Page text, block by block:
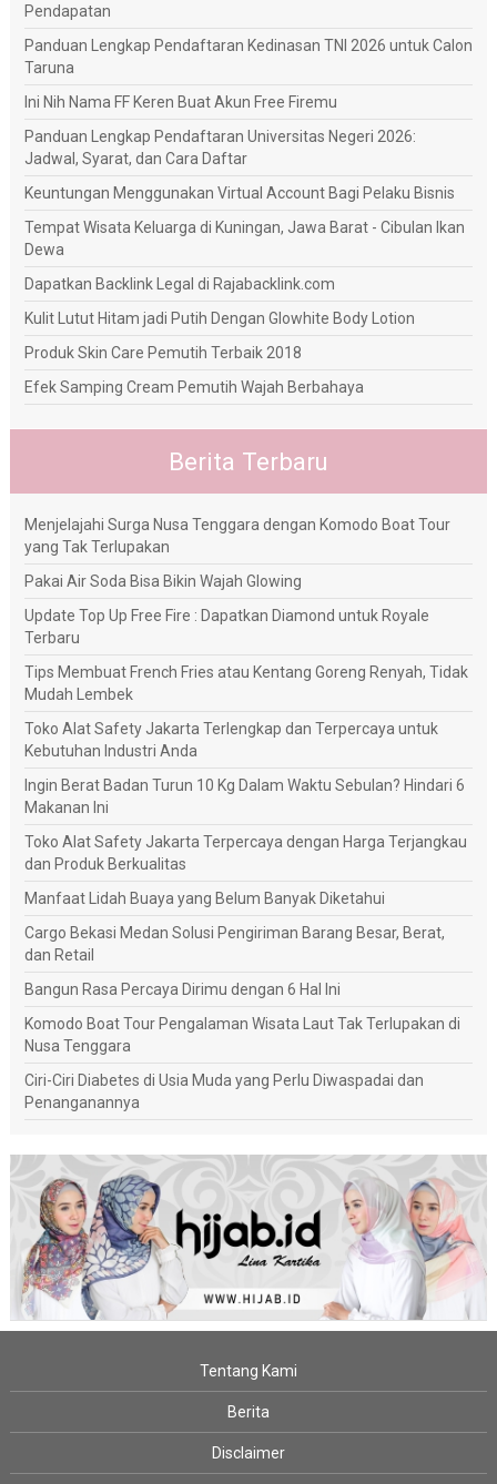
Pendapatan
Panduan Lengkap Pendaftaran Kedinasan TNI 2026 untuk Calon
Taruna
Ini Nih Nama FF Keren Buat Akun Free Firemu
Panduan Lengkap Pendaftaran Universitas Negeri 2026:
Jadwal, Syarat, dan Cara Daftar
Keuntungan Menggunakan Virtual Account Bagi Pelaku Bisnis
Tempat Wisata Keluarga di Kuningan, Jawa Barat - Cibulan Ikan
Dewa
Dapatkan Backlink Legal di Rajabacklink.com
Kulit Lutut Hitam jadi Putih Dengan Glowhite Body Lotion
Produk Skin Care Pemutih Terbaik 2018
Efek Samping Cream Pemutih Wajah Berbahaya
Berita Terbaru
Menjelajahi Surga Nusa Tenggara dengan Komodo Boat Tour
yang Tak Terlupakan
Pakai Air Soda Bisa Bikin Wajah Glowing
Update Top Up Free Fire : Dapatkan Diamond untuk Royale
Terbaru
Tips Membuat French Fries atau Kentang Goreng Renyah, Tidak
Mudah Lembek
Toko Alat Safety Jakarta Terlengkap dan Terpercaya untuk
Kebutuhan Industri Anda
Ingin Berat Badan Turun 10 Kg Dalam Waktu Sebulan? Hindari 6
Makanan Ini
Toko Alat Safety Jakarta Terpercaya dengan Harga Terjangkau
dan Produk Berkualitas
Manfaat Lidah Buaya yang Belum Banyak Diketahui
Cargo Bekasi Medan Solusi Pengiriman Barang Besar, Berat,
dan Retail
Bangun Rasa Percaya Dirimu dengan 6 Hal Ini
Komodo Boat Tour Pengalaman Wisata Laut Tak Terlupakan di
Nusa Tenggara
Ciri-Ciri Diabetes di Usia Muda yang Perlu Diwaspadai dan
Penanganannya
Tentang Kami
Berita
Disclaimer